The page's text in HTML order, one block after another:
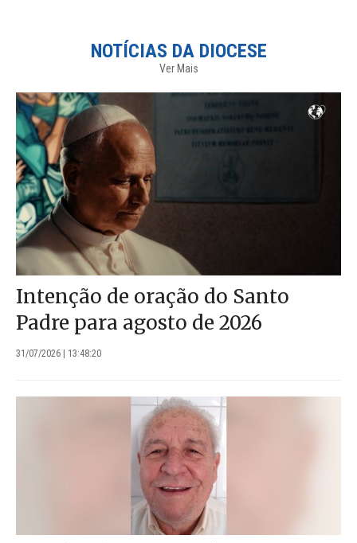
NOTÍCIAS DA DIOCESE
Ver Mais
Intenção de oração do Santo
Padre para agosto de 2026
31/07/2026 | 13:48:20